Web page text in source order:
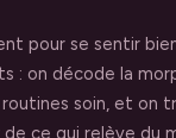
pour se sentir
: on décode la
soin, et on
ce qui relève du